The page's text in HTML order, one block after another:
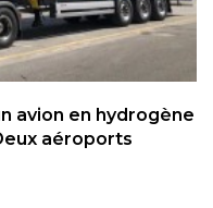
avion en hydrogène
aéroports